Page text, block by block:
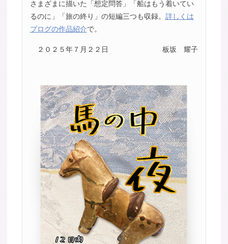
さまざまに描いた「想定問答」「船はもう着いてい
るのに」「旅の終り」の短編三つも収録。 詳しくは
ブログの作品紹介で。
２０２５年７月２２日 板坂 耀子